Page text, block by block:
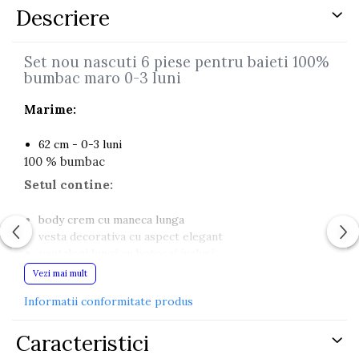
Descriere
Set nou nascuti 6 piese pentru baieti 100%
bumbac maro 0-3 luni
Marime:
62 cm - 0-3 luni
100 % bumbac
Setul contine:
body crem cu maneca lunga
vesta decorativa cu aspect elegant
bavetica asortata
caciulita pentru bebe
manusi pentru protectie
imprimeul tip papion, aplicatia decorativa si caciulita
inscriptionata. Talia elastica si inchiderile practice
Vezi mai mult
Informatii conformitate produs
Caracteristici